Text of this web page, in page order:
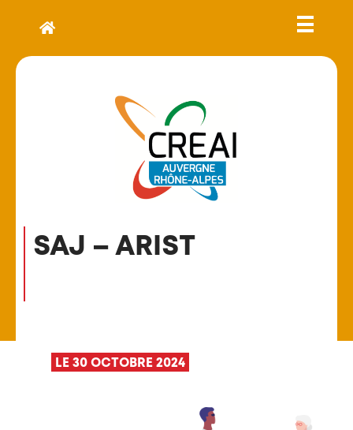
SAJ – ARIST
LE 30 OCTOBRE 2024